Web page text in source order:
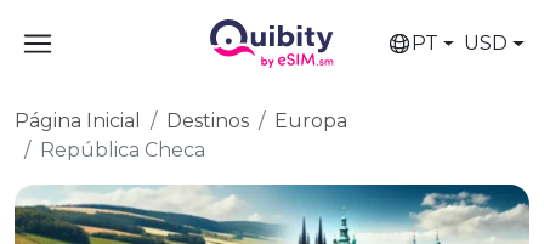
PT USD
Página Inicial Destinos
Europa
República Checa